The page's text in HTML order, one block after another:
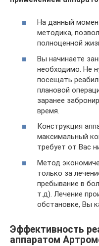
На данный
методика,
полноценной
Вы начинаете
необходимо. Не
посещать
плановой
заранее
время.
Конструкция
максимальный
требует от Вас
Метод
только за
пребывание в
т.д). Лечение
обстановке, Вы
Эффективность
аппаратом